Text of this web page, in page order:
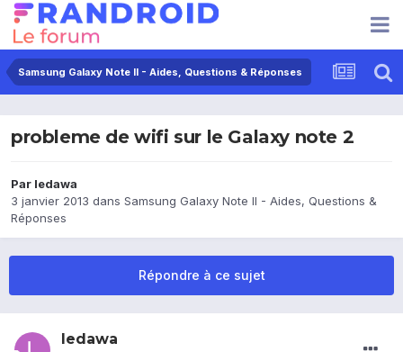
Samsung Galaxy Note II - Aides, Questions & Réponses
probleme de wifi sur le Galaxy note 2
Par ledawa
3 janvier 2013 dans Samsung Galaxy Note II - Aides, Questions &
Réponses
Répondre à ce sujet
ledawa